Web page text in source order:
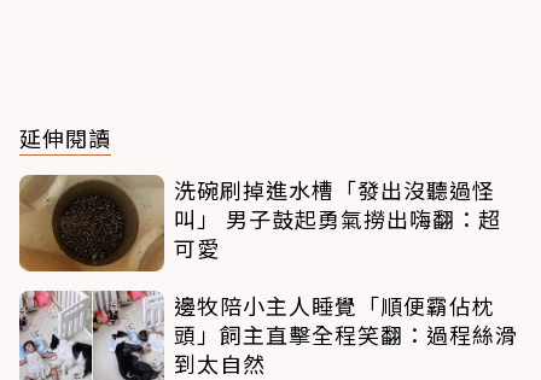
延伸閱讀
洗碗刷掉進水槽「發出沒聽過怪
叫」 男子鼓起勇氣撈出嗨翻：超
可愛
邊牧陪小主人睡覺「順便霸佔枕
頭」飼主直擊全程笑翻：過程絲滑
到太自然